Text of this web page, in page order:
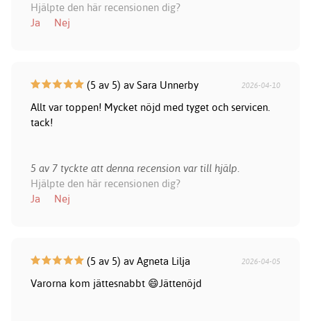
Hjälpte den här recensionen dig?
Ja
Nej
(5 av 5) av Sara Unnerby 2026-04-10
Allt var toppen! Mycket nöjd med tyget och servicen.
tack!
5 av 7 tyckte att denna recension var till hjälp.
Hjälpte den här recensionen dig?
Ja
Nej
(5 av 5) av Agneta Lilja 2026-04-05
Varorna kom jättesnabbt 😄Jättenöjd